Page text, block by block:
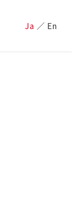
Ja ／ En